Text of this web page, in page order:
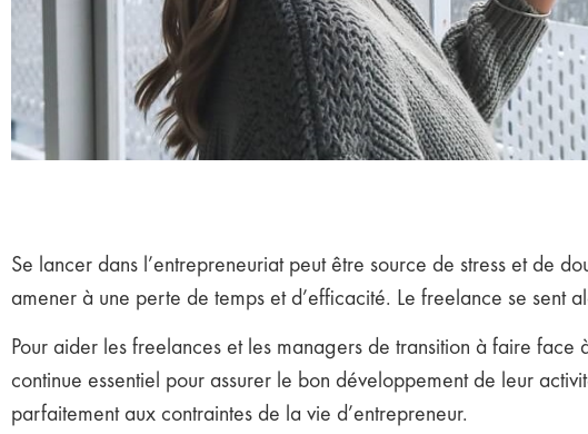
Se lancer dans l’entrepreneuriat peut être source de stress et de
amener à une perte de temps et d’efficacité. Le freelance se sent
Pour aider les freelances et les managers de transition à faire face
continue essentiel pour assurer le bon développement de leur
parfaitement aux contraintes de la vie d’entrepreneur.